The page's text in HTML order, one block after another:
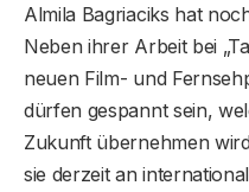
Almila Bagriaciks hat
Neben ihrer Arbeit bei
neuen Film- und
dürfen gespannt sein,
Zukunft übernehmen
sie derzeit an